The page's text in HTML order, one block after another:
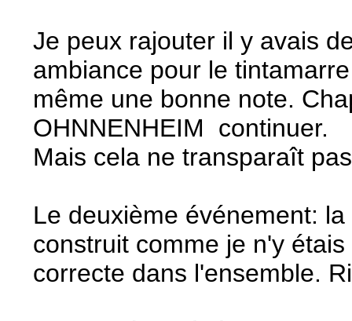
Je peux rajouter il y avais
ambiance pour le
même une bonne note.
OHNNENHEIM continuer.
Mais cela ne transparaît
Le deuxième événement:
construit comme je n'y
correcte dans l'ensemble.